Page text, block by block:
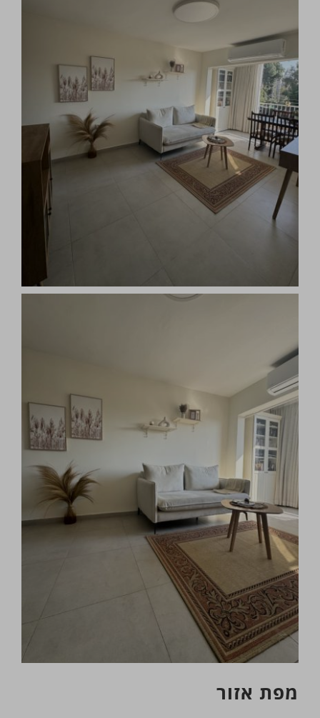
מפת אזור